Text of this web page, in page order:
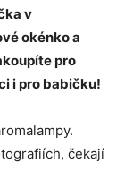
v
okénko a
pro
i pro babičku!
čekají